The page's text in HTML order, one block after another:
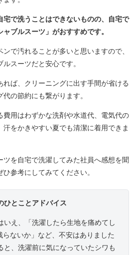
宅で洗うことはできないものの、自宅で
ブルスーツ」がおすすめです。
で汚れることが多いと思いますので、
スーツだと安心です。
れば、クリーニングに出す手間が省ける
の節約にも繋がります。
費用はわずかな洗剤や水道代、電気代の
をかきやすい夏でも清潔に着用できま
ツを自宅で洗濯してみた社員へ感想を聞
参考にしてみてください。
ひとことアドバイス
いえ、「洗濯したら生地を痛めてし
らないか」など、不安はありました
と、洗濯前に気になっていたシワも